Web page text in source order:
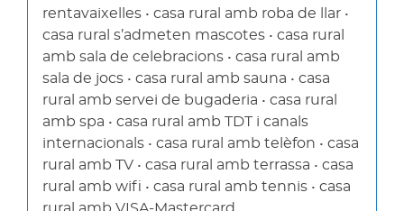
rentavaixelles • casa rural amb roba de llar •
casa rural s’admeten mascotes • casa rural
amb sala de celebracions • casa rural amb
sala de jocs • casa rural amb sauna • casa
rural amb servei de bugaderia • casa rural
amb spa • casa rural amb TDT i canals
internacionals • casa rural amb telèfon • casa
rural amb TV • casa rural amb terrassa • casa
rural amb wifi • casa rural amb tennis • casa
rural amb VISA-Mastercard